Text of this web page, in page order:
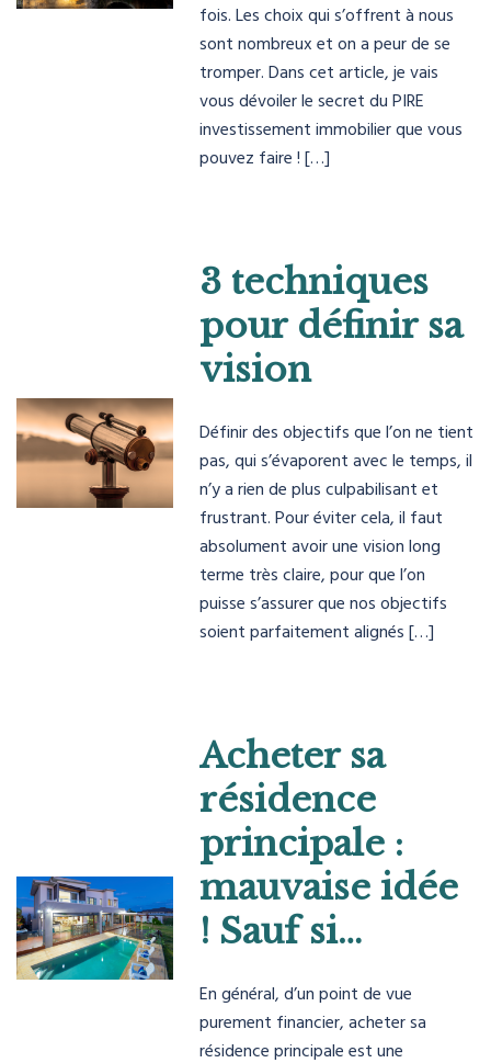
fois. Les choix qui s’offrent à nous
sont nombreux et on a peur de se
tromper. Dans cet article, je vais
vous dévoiler le secret du PIRE
investissement immobilier que vous
pouvez faire ! […]
3 techniques
pour définir sa
vision
Définir des objectifs que l’on ne tient
pas, qui s’évaporent avec le temps, il
n’y a rien de plus culpabilisant et
frustrant. Pour éviter cela, il faut
absolument avoir une vision long
terme très claire, pour que l’on
puisse s’assurer que nos objectifs
soient parfaitement alignés […]
Acheter sa
résidence
principale :
mauvaise idée
! Sauf si…
En général, d’un point de vue
purement financier, acheter sa
résidence principale est une